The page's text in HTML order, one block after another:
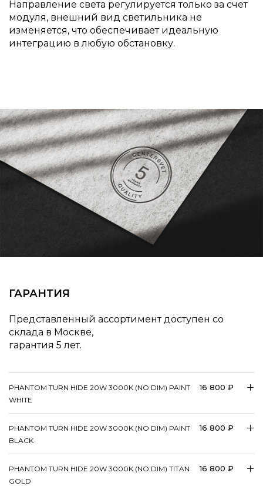
Направление света регулируется только за счет
модуля, внешний вид светильника не
изменяется, что обеспечивает идеальную
интеграцию в любую обстановку.
ГАРАНТИЯ
Представленный ассортимент доступен со
склада в Москве,
гарантия 5 лет.
PHANTOM TURN HIDE 20W 3000K (NO DIM) PAINT
WHITE
16 800 ₽
PHANTOM TURN HIDE 20W 3000K (NO DIM) PAINT
BLACK
16 800 ₽
PHANTOM TURN HIDE 20W 3000K (NO DIM) TITAN
GOLD
16 800 ₽